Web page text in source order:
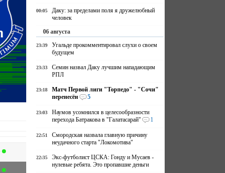
00:05
Даку: за пределами поля я дружелюбный
человек
06 августа
23:39
Угальде прокомментировал слухи о своем
будущем
23:33
Семин назвал Даку лучшим нападающим
РПЛ
23:18
Матч Первой лиги "Торпедо" - "Сочи"
перенесён
5
23:03
Наумов усомнился в целесообразности
перехода Батракова в "Галатасарай"
1
22:51
Смородская назвала главную причину
неудачного старта "Локомотива"
22:35
Экс-футболист ЦСКА: Гонду и Мусаев -
нулевые ребята. Это пропавшие деньги